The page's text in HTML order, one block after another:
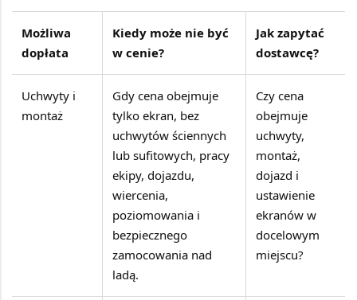
Możliwa
dopłata
Kiedy może nie być
w cenie?
Jak zapytać
dostawcę?
Uchwyty i
montaż
Gdy cena obejmuje
tylko ekran, bez
uchwytów ściennych
lub sufitowych, pracy
ekipy, dojazdu,
wiercenia,
poziomowania i
bezpiecznego
zamocowania nad
ladą.
Czy cena
obejmuje
uchwyty,
montaż,
dojazd i
ustawienie
ekranów w
docelowym
miejscu?